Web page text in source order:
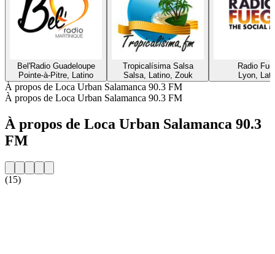
Bel'Radio Guadeloupe
Pointe-à-Pitre, Latino
Tropicalísima Salsa
Salsa, Latino, Zouk
Radio
Lyon,
À propos de Loca Urban Salamanca 90.3 FM
À propos de Loca Urban Salamanca 90.3 FM
À propos de Loca Urban Salamanca 90.3
FM
(15)